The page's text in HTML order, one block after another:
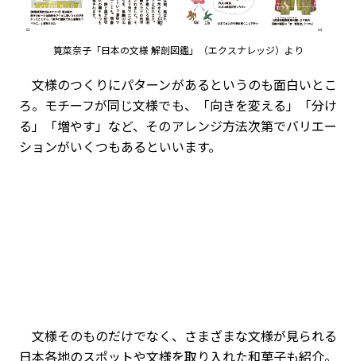
筧菜奈子「日本の文様 解剖図鑑」（エクスナレッジ）より
文様のつくりにパターンがあるというのも面白いとこ
ろ。モチーフが同じ文様でも、「向きを変える」「分け
る」「増やす」など、そのアレンジ方法次第でバリエー
ションがいくつもあるといいます。
文様そのものだけでなく、さまざまな文様が見られる
日本各地のスポットや文様を取り入れた和菓子も紹介。